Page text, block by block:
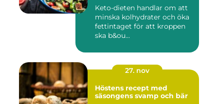
Keto-dieten handlar om att
minska kolhydrater och öka
fettintaget för att kroppen
ska b&ou...
27. nov
Höstens recept med
säsongens svamp och bär